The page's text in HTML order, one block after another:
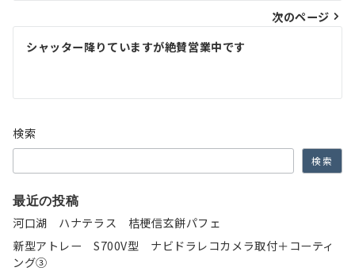
ビ
ゲ
シ
ョ
ン
次のページ
シャッター降りていますが絶賛営業中です
検索
検索
最近の投稿
河口湖 ハナテラス 桔梗信玄餅パフェ
新型アトレー S700V型 ナビドラレコカメラ取付＋コーティ
ング③